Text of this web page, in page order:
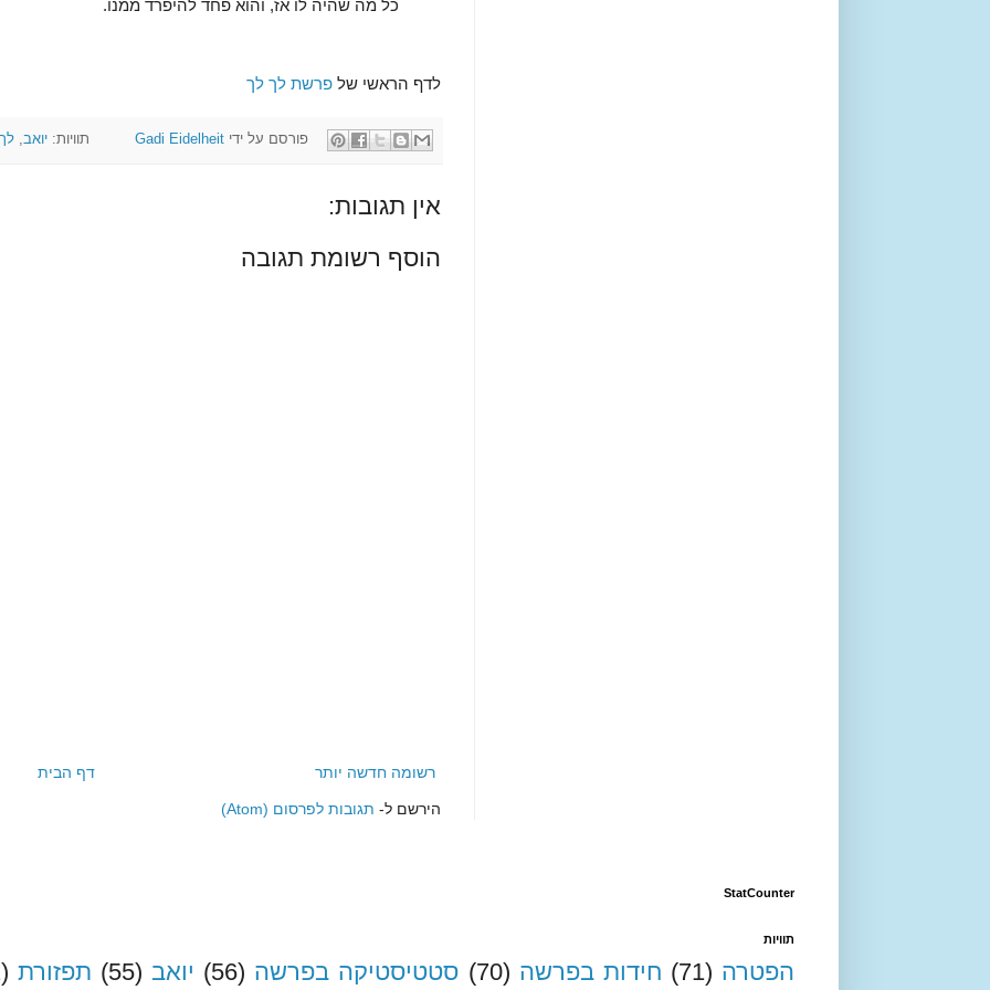
כל מה שהיה לו אז, והוא פחד להיפרד ממנו.
לדף הראשי של פרשת לך לך
פורסם על ידי Gadi Eidelheit תוויות:יואב,
אין תגובות:
הוסף רשומת תגובה
רשומה חדשה יותר דף הבית
הירשם ל- תגובות לפרסום (Atom)
StatCounter
תוויות
הפטרה (71) חידות בפרשה (70) סטטיסטיקה בפרשה (56) יואב (55) תפזורת